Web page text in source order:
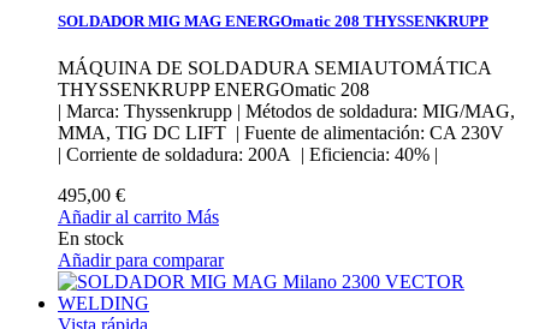
SOLDADOR MIG MAG ENERGOmatic 208 THYSSENKRUPP
MÁQUINA DE SOLDADURA SEMIAUTOMÁTICA
THYSSENKRUPP ENERGOmatic 208
| Marca: Thyssenkrupp | Métodos de soldadura: MIG/MAG,
MMA, TIG DC LIFT | Fuente de alimentación: CA 230V
| Corriente de soldadura: 200A | Eficiencia: 40% |
495,00 €
Añadir al carrito Más
En stock
Añadir para comparar
Vista rápida